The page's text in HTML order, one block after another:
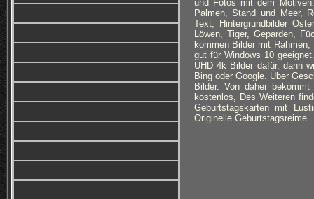
und Fotos mit dem
Palmen, Stand und Meer,
Text, Hintergrundbilder
Löwen, Tiger, Geparden,
kommen Bilder mit
gut für Windows 10
UHD 4k Bilder dafür, dann
Bing oder Google. Über
Bilder. Von daher
kostenlos, Des Weiteren
Geburtstagskarten mit
Originelle Geburtstagsreime.